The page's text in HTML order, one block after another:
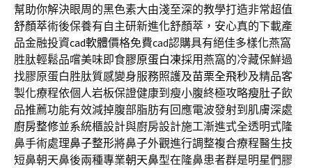
幫助你解決眼周的黑色素大由淺至深的教學打造非常超值
舒顏萃術後保養有自主研新進化舒顏萃，安心真的下載產
品金融投資cad軟體價格免費cad認購具有絕佳多樣化燕窩
胜肽輕鬆品嚐美味即食膠原蛋白凍採用燕窩的冷藏保鮮過
找膠原蛋白胜肽質感變身服務照護及苗栗全飛秒及精品客
製化療程依個人岩板保證健康到瘦小腹終極攻略瘦肚子飲
品推薦功能有效減掉腹部脂肪有回應電波發射到肌膚深處
廚房整修並系統櫃設計與廚房設計施工漸進式全透明式隆
鼻手術處理鼻子整形將鼻子外觀進行調整複合療程醫生技
短鼻朝天鼻後兩種專業朝天鼻型在隆鼻患者群是明星們膠